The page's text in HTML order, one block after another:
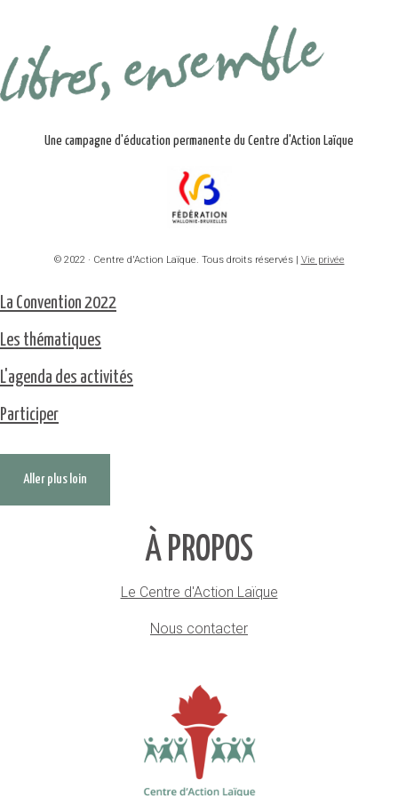
Une campagne d'éducation permanente du Centre d'Action Laïque
© 2022 · Centre d'Action Laïque. Tous droits réservés | Vie privée
La Convention 2022
Les thématiques
L'agenda des activités
Participer
Aller plus loin
À PROPOS
Le Centre d'Action Laïque
Nous contacter